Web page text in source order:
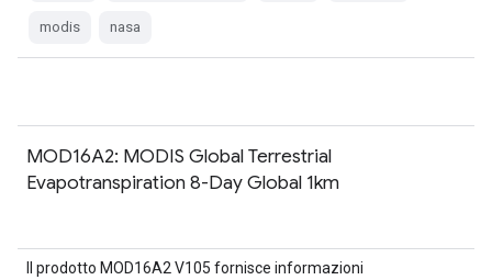
modis nasa
MOD16A2: MODIS Global Terrestrial
Evapotranspiration 8-Day Global 1km
Il prodotto MOD16A2 V105 fornisce informazioni